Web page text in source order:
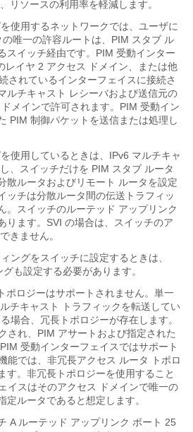
リソースの利用率を軽減します。
使用するネットワークでは、ユーザに
唯一の許容ルートは、PIM スタブ ル
スイッチ経由です。PIM 受動インター
レイヤ 2 アクセス ドメイン、または他
されているインターフェイスに接続さ
ルチキャスト レシーバおよび送信元の
メインで許可されます。PIM 受動イン
PIM 制御パケットを送信または処理し
使用しているときは、IPv6 マルチキャ
、スイッチだけを PIM スタブ ルータ
散ルータおよびリモート ルータを設定
ッチは分散ルータ間の伝送トラフィッ
。スイッチのルーテッド アップリンク
ります。SVI の場合は、スイッチのア
きません。
ングをスイッチに設定するときは、
も設定する必要があります。
ポロジーはサポートされません。単一
チキャスト トラフィックを転送してい
場合、冗長トポロジーが存在します。
され、PIM アサートおよび指定された
受動インターフェイスではサポート
能では、非冗長アクセス ルータ トポロ
す。非冗長トポロジーを使用すること
イスはそのアクセス ドメインで唯一の
定ルータであると想定します。
A ルーテッド アップリンク ポート 25